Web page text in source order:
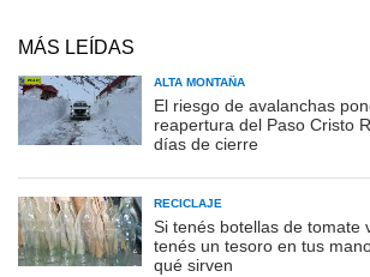
MÁS LEÍDAS
ALTA MONTAÑA
El riesgo de avalanchas
reapertura del Paso Cristo
días de cierre
RECICLAJE
Si tenés botellas de tomate
tenés un tesoro en tus
qué sirven